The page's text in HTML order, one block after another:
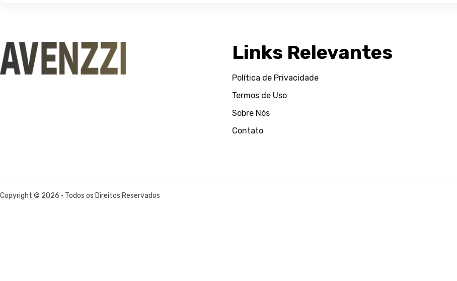
Links Relevantes
Política de Privacidade
Termos de Uso
Sobre Nós
Contato
Copyright © 2026 • Todos os Direitos Reservados